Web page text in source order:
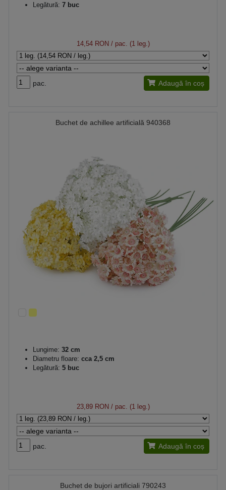
Legătură: 7 buc
14,54 RON/ pac. (1 leg.)
pac. Adaugă în coș
Buchet de achillee artificială 940368
Lungime: 32 cm
Diametru floare: cca 2,5 cm
Legătură: 5 buc
23,89 RON / pac. (1 leg.)
pac. Adaugă în coș
Buchet de bujori artificiali 790243